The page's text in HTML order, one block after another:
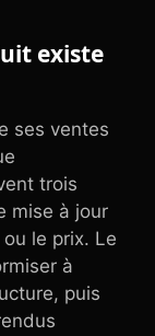
existe
ses ventes
trois
mise à jour
le prix. Le
à
puis